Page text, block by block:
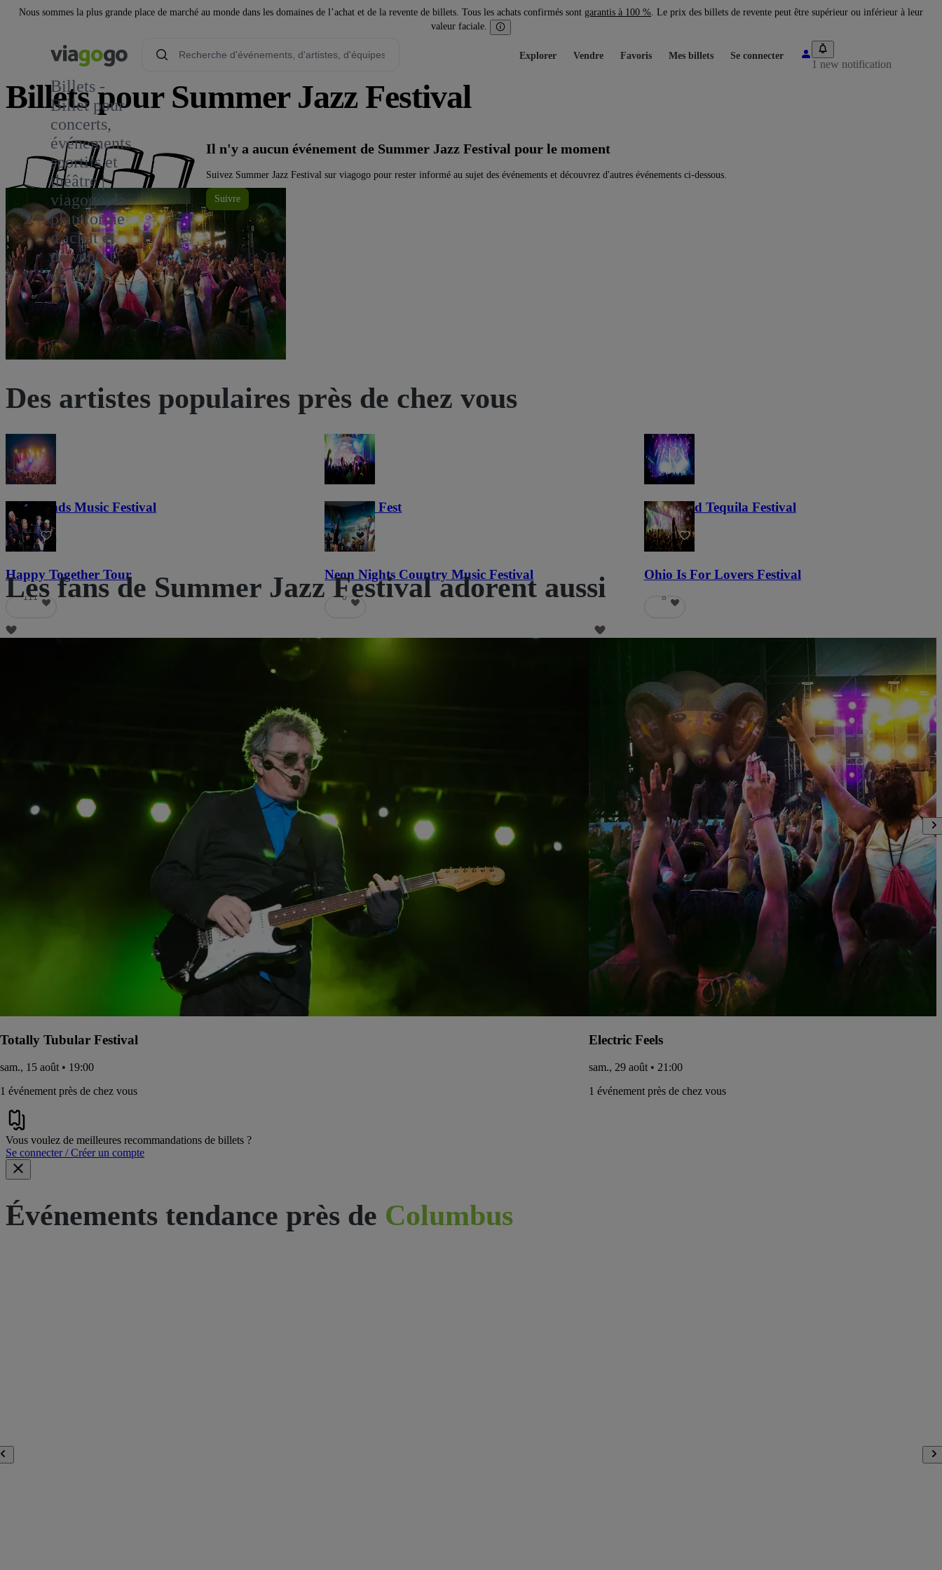
Nous sommes la plus grande place de marché au monde dans les domaines de l’achat et de la revente de billets. Tous les achats confirmés sont garantis à 100 %. Le prix des billets de revente peut être supérieur ou inférieur à leur
valeur faciale.
Billets -
Billet pour
concerts,
événements
sportifs et
théâtre |
viagogo, la
plateforme
d'achat et
de vente
de billets
Explorer Vendre Favoris Mes billets Se connecter
1 new notification
Billets pour Summer Jazz Festival
Il n'y a aucun événement de Summer Jazz Festival pour le moment
Suivez Summer Jazz Festival sur viagogo pour rester informé au sujet des événements et découvrez d'autres événements ci-dessous.
Suivre
Des artistes populaires près de chez vous
Lost Lands Music Festival
121
Haunted Fest
60
Tacos and Tequila Festival
695
Happy Together Tour
111
Neon Nights Country Music Festival
6
Ohio Is For Lovers Festival
8
Les fans de Summer Jazz Festival adorent aussi
Totally Tubular Festival
sam., 15 août • 19:00
1 événement près de chez vous
Electric Feels
sam., 29 août • 21:00
1 événement près de chez vous
Vous voulez de meilleures recommandations de billets ?
Se connecter / Créer un compte
Événements tendance près de Columbus